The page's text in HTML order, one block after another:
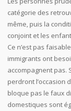
catégorie des
même, puis la
conjoint et les
Ce n’est pas
immigrants ont
accompagnent pas.
perdront l’occasion
bloque pas le faux
domestiques sont